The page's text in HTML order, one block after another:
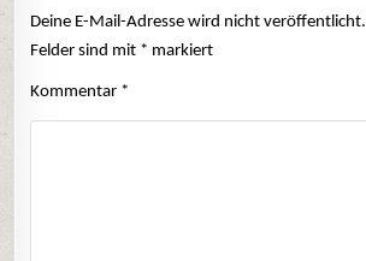
Deine E-Mail-Adresse wird nicht veröffentlicht.
Felder sind mit * markiert
Kommentar *